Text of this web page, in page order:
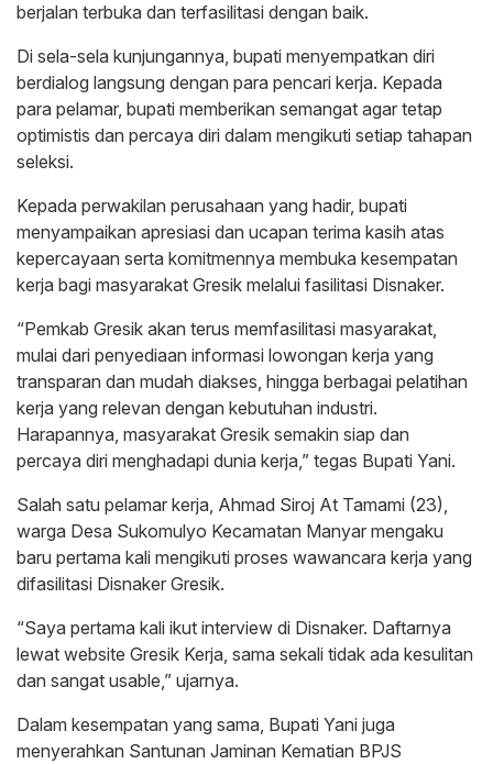
berjalan terbuka dan terfasilitasi dengan baik.
Di sela-sela kunjungannya, bupati menyempatkan diri
berdialog langsung dengan para pencari kerja. Kepada
para pelamar, bupati memberikan semangat agar tetap
optimistis dan percaya diri dalam mengikuti setiap tahapan
seleksi.
Kepada perwakilan perusahaan yang hadir, bupati
menyampaikan apresiasi dan ucapan terima kasih atas
kepercayaan serta komitmennya membuka kesempatan
kerja bagi masyarakat Gresik melalui fasilitasi Disnaker.
“Pemkab Gresik akan terus memfasilitasi masyarakat,
mulai dari penyediaan informasi lowongan kerja yang
transparan dan mudah diakses, hingga berbagai pelatihan
kerja yang relevan dengan kebutuhan industri.
Harapannya, masyarakat Gresik semakin siap dan
percaya diri menghadapi dunia kerja,” tegas Bupati Yani.
Salah satu pelamar kerja, Ahmad Siroj At Tamami (23),
warga Desa Sukomulyo Kecamatan Manyar mengaku
baru pertama kali mengikuti proses wawancara kerja yang
difasilitasi Disnaker Gresik.
“Saya pertama kali ikut interview di Disnaker. Daftarnya
lewat website Gresik Kerja, sama sekali tidak ada kesulitan
dan sangat usable,” ujarnya.
Dalam kesempatan yang sama, Bupati Yani juga
menyerahkan Santunan Jaminan Kematian BPJS